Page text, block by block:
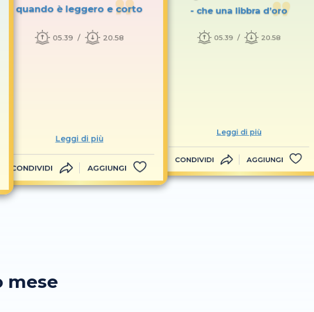
quando è leggero e corto
05.39 20.58
Leggi di più
CONDIVIDI AGGIUNGI
- che una libbra d’oro
05.39 20.58
Leggi di più
CONDIVIDI AGGIUNGI
mese